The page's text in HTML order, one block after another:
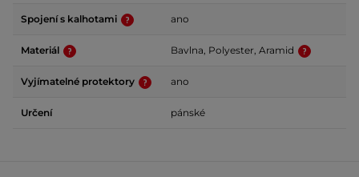
Spojení s kalhotami ano
Materiál Bavlna, Polyester, Aramid
Vyjímatelné protektory ano
Určení pánské